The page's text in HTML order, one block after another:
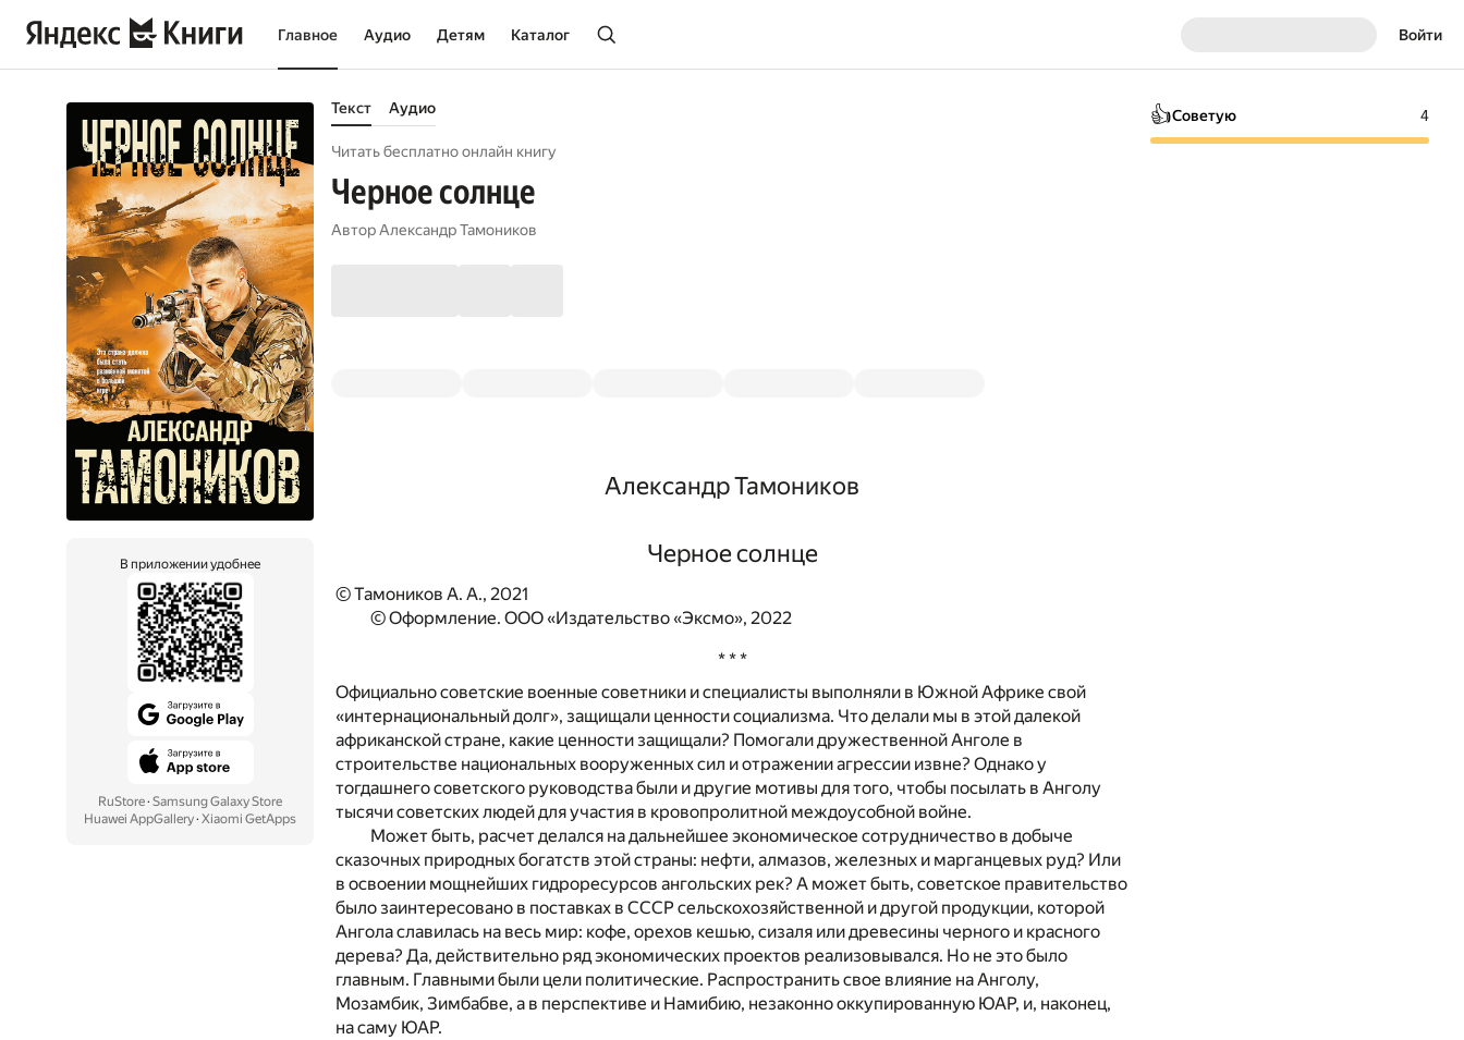
Главное Аудио Детям Каталог Войти
В приложении удобнее
RuStore· Samsung Galaxy Store
Huawei AppGallery· Xiaomi GetApps
Текст Аудио
Читать бесплатно онлайн книгу
Черное солнце
АвторАлександр Тамоников
Александр Тамоников
Черное солнце
© Тамоников А. А., 2021
© Оформление. ООО «Издательство «Эксмо», 2022
* * *
Официально советские военные советники и специалисты выполняли в Южной Африке свой
«интернациональный долг», защищали ценности социализма. Что делали мы в этой далекой
африканской стране, какие ценности защищали? Помогали дружественной Анголе в
строительстве национальных вооруженных сил и отражении агрессии извне? Однако у
тогдашнего советского руководства были и другие мотивы для того, чтобы посылать в Анголу
тысячи советских людей для участия в кровопролитной междоусобной войне.
Может быть, расчет делался на дальнейшее экономическое сотрудничество в добыче
сказочных природных богатств этой страны: нефти, алмазов, железных и марганцевых руд? Или
в освоении мощнейших гидроресурсов ангольских рек? А может быть, советское правительство
было заинтересовано в поставках в СССР сельскохозяйственной и другой продукции, которой
Ангола славилась на весь мир: кофе, орехов кешью, сизаля или древесины черного и красного
дерева? Да, действительно ряд экономических проектов реализовывался. Но не это было
главным. Главными были цели политические. Распространить свое влияние на Анголу,
Мозамбик, Зимбабве, а в перспективе и Намибию, незаконно оккупированную ЮАР, и, наконец,
на саму ЮАР.
👍Советую 4